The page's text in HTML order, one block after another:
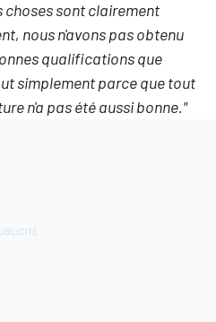
choses sont clairement
nous n'avons pas obtenu
qualifications que
simplement parce que tout
n'a pas été aussi bonne."